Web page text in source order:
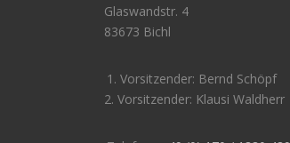
Glaswandstr. 4
83673 Bichl
1. Vorsitzender: Bernd Schöpf
2. Vorsitzender: Klausi Waldherr